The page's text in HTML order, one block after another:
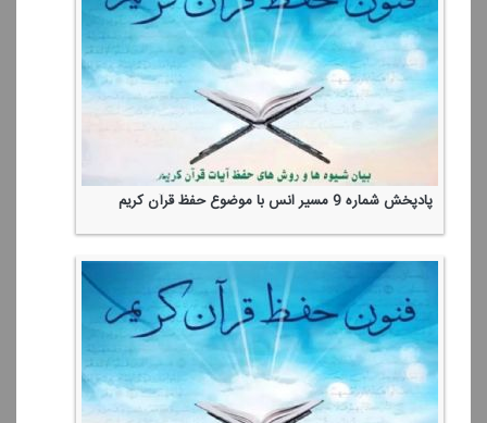
پادپخش شماره 9 مسیر انس با موضوع حفظ قرآن كریم